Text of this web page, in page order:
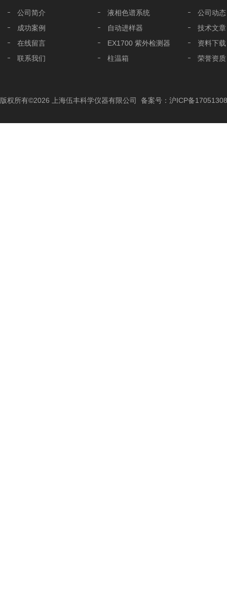
公司简介
成功案例
在线留言
联系我们
液相色谱系统
自动进样器
EX1700 紫外检测器
柱温箱
色谱工作站
公司动态
技术文章
资料下载
荣誉资质
版权所有©2026 上海伍丰科学仪器有限公司 备案号：沪ICP备